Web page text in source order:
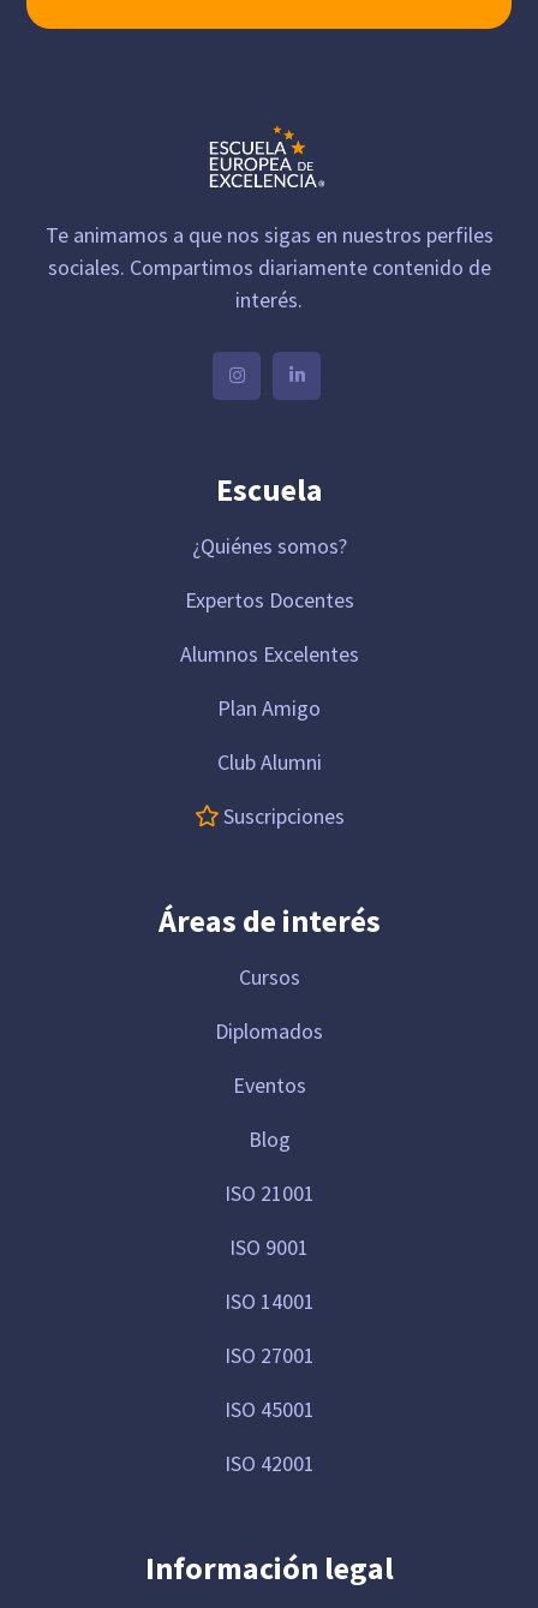
Te animamos a que nos sigas en nuestros perfiles
sociales. Compartimos diariamente contenido de
interés.
Escuela
¿Quiénes somos?
Expertos Docentes
Alumnos Excelentes
Plan Amigo
Club Alumni
Suscripciones
Áreas de interés
Cursos
Diplomados
Eventos
Blog
ISO 21001
ISO 9001
ISO 14001
ISO 27001
ISO 45001
ISO 42001
Información legal